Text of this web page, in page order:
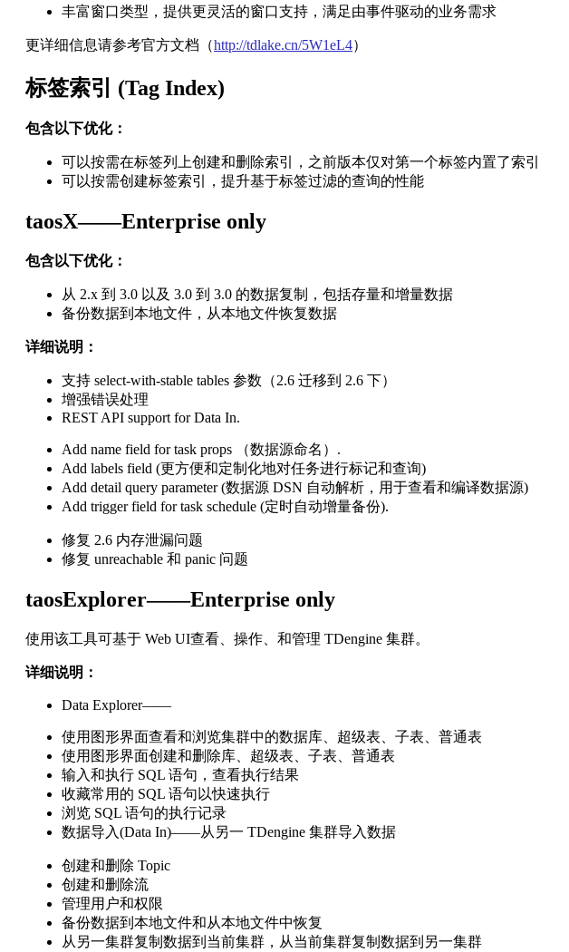
丰富窗口类型，提供更灵活的窗口支持，满足由事件驱动的业务需求
更详细信息请参考官方文档（http://tdlake.cn/5W1eL4）
标签索引 (Tag Index)
包含以下优化：
可以按需在标签列上创建和删除索引，之前版本仅对第一个标签内置了索引
可以按需创建标签索引，提升基于标签过滤的查询的性能
taosX——Enterprise only
包含以下优化：
从 2.x 到 3.0 以及 3.0 到 3.0 的数据复制，包括存量和增量数据
备份数据到本地文件，从本地文件恢复数据
详细说明：
支持 select-with-stable tables 参数（2.6 迁移到 2.6 下）
增强错误处理
REST API support for Data In.
Add name field for task props （数据源命名）.
Add labels field (更方便和定制化地对任务进行标记和查询)
Add detail query parameter (数据源 DSN 自动解析，用于查看和编译数据源)
Add trigger field for task schedule (定时自动增量备份).
修复 2.6 内存泄漏问题
修复 unreachable 和 panic 问题
taosExplorer——Enterprise only
使用该工具可基于 Web UI查看、操作、和管理 TDengine 集群。
详细说明：
Data Explorer——
使用图形界面查看和浏览集群中的数据库、超级表、子表、普通表
使用图形界面创建和删除库、超级表、子表、普通表
输入和执行 SQL 语句，查看执行结果
收藏常用的 SQL 语句以快速执行
浏览 SQL 语句的执行记录
数据导入(Data In)——从另一 TDengine 集群导入数据
创建和删除 Topic
创建和删除流
管理用户和权限
备份数据到本地文件和从本地文件中恢复
从另一集群复制数据到当前集群，从当前集群复制数据到另一集群